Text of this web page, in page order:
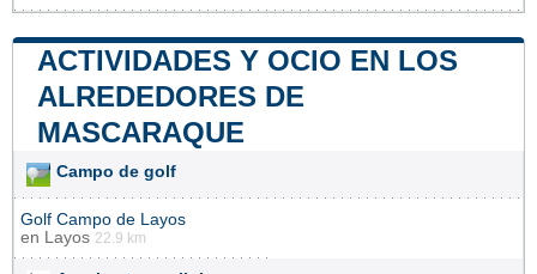
ACTIVIDADES Y OCIO EN LOS
ALREDEDORES DE
MASCARAQUE
Campo de golf
Golf Campo de Layos
en Layos 22.9 km